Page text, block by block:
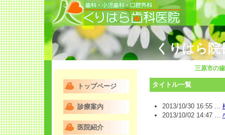
くりはら院
三原市の
タイトル一覧
2013/10/30 16:55 ...
2013/10/02 14:47 ...
トップページ
診療案内
医院紹介